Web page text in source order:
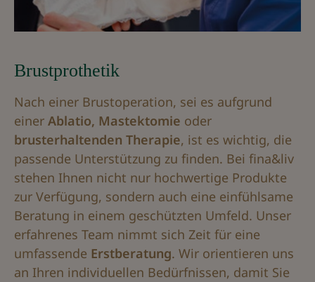
Brustprothetik
Nach einer Brustoperation, sei es aufgrund
einer Ablatio, Mastektomie oder
brusterhaltenden Therapie, ist es wichtig, die
passende Unterstützung zu finden. Bei fina&liv
stehen Ihnen nicht nur hochwertige Produkte
zur Verfügung, sondern auch eine einfühlsame
Beratung in einem geschützten Umfeld. Unser
erfahrenes Team nimmt sich Zeit für eine
umfassende Erstberatung. Wir orientieren uns
an Ihren individuellen Bedürfnissen, damit Sie